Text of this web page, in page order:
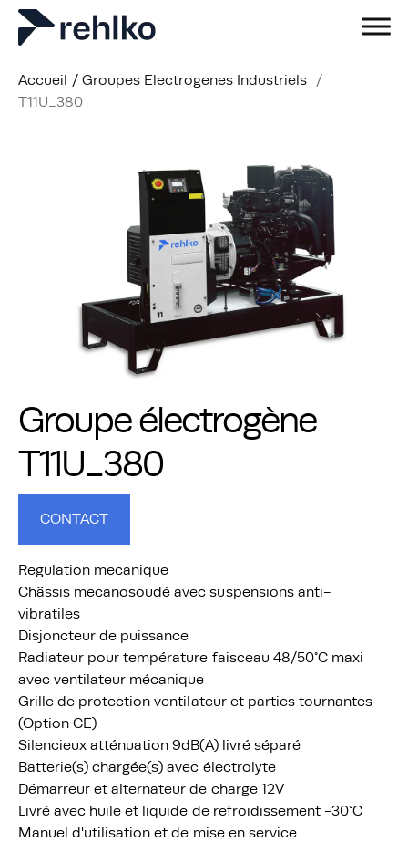
Accueil / Groupes Electrogenes Industriels
/
T11U_380
Groupe électrogène
T11U_380
CONTACT
Regulation mecanique
Châssis mecanosoudé avec suspensions anti-
vibratiles
Disjoncteur de puissance
Radiateur pour température faisceau 48/50°C maxi
avec ventilateur mécanique
Grille de protection ventilateur et parties tournantes
(Option CE)
Silencieux atténuation 9dB(A) livré séparé
Batterie(s) chargée(s) avec électrolyte
Démarreur et alternateur de charge 12V
Livré avec huile et liquide de refroidissement -30°C
Manuel d'utilisation et de mise en service